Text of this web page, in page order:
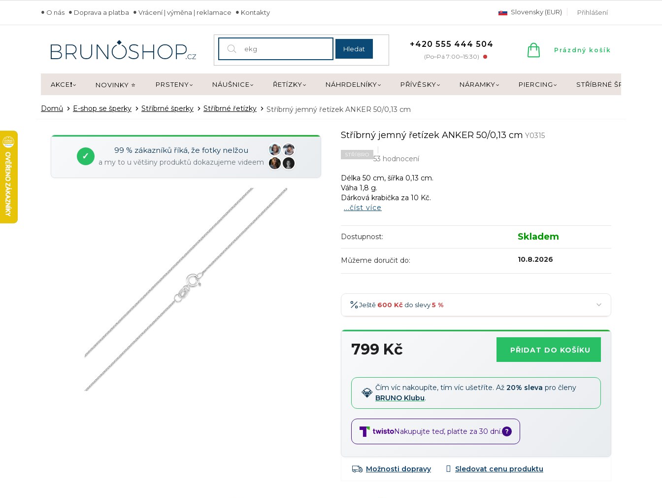
obsah
O nás Doprava a platba Vrácení | výměna | reklamace Kontakty Slovensky (EUR) Přihlášení
Hledat +420 555 444 504
(Po–Pá 7:00–15:30)
NÁKUPNÍ
Prázdný košík
AKCE❗ NOVINKY ⭐ PRSTENY NÁUŠNICE ŘETÍZKY NÁHRDELNÍKY PŘÍVĚSKY NÁRAMKY PIERCING STŘÍBRNÉ ŠPERKY
Domů E-shop se šperky Stříbrné šperky Stříbrné řetízky Stříbrný jemný řetízek ANKER 50/0,13 cm
✓
99 % zákazníků říká, že fotky nelžou
a my to u většiny produktů dokazujeme videem
Stříbrný jemný řetízek ANKER 50/0,13 cm Y0315
STŘÍBRO 53 hodnocení
Délka 50 cm, šířka 0,13 cm.
Váha 1,8 g.
Dárková krabička za 10 Kč.
...číst více
Dostupnost: Skladem
Můžeme doručit do: 10.8.2026
Ještě 600 Kč do slevy5 %
900 Kč → -7 %
Nejoblíbenější
1 500 Kč -15 %
799 Kč PŘIDAT DO KOŠÍKU
Čím víc nakoupíte, tím víc ušetříte. Až 20% sleva pro členy
BRUNO Klubu.
Nakupujte teď, plaťte za 30 dní. ?
Možnosti dopravy